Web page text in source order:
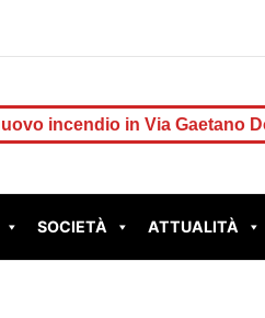
Gaetano Donizetti
SOCIETÀ ATTUALITÀ